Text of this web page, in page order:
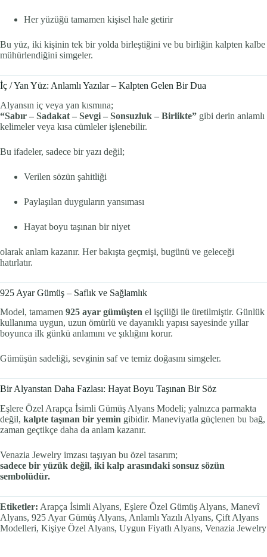
Her yüzüğü tamamen kişisel hale getirir
Bu yüz, iki kişinin tek bir yolda birleştiğini ve bu birliğin kalpten kalbe
mühürlendiğini simgeler.
İç / Yan Yüz: Anlamlı Yazılar – Kalpten Gelen Bir Dua
Alyansın iç veya yan kısmına;
“Sabır – Sadakat – Sevgi – Sonsuzluk – Birlikte” gibi derin anlamlı
kelimeler veya kısa cümleler işlenebilir.
Bu ifadeler, sadece bir yazı değil;
Verilen sözün şahitliği
Paylaşılan duyguların yansıması
Hayat boyu taşınan bir niyet
olarak anlam kazanır. Her bakışta geçmişi, bugünü ve geleceği
hatırlatır.
925 Ayar Gümüş – Saflık ve Sağlamlık
Model, tamamen 925 ayar gümüşten el işçiliği ile üretilmiştir. Günlük
kullanıma uygun, uzun ömürlü ve dayanıklı yapısı sayesinde yıllar
boyunca ilk günkü anlamını ve şıklığını korur.
Gümüşün sadeliği, sevginin saf ve temiz doğasını simgeler.
Bir Alyanstan Daha Fazlası: Hayat Boyu Taşınan Bir Söz
Eşlere Özel Arapça İsimli Gümüş Alyans Modeli; yalnızca parmakta
değil, kalpte taşınan bir yemin gibidir. Maneviyatla güçlenen bu bağ,
zaman geçtikçe daha da anlam kazanır.
Venazia Jewelry imzası taşıyan bu özel tasarım;
sadece bir yüzük değil, iki kalp arasındaki sonsuz sözün
sembolüdür.
Etiketler: Arapça İsimli Alyans, Eşlere Özel Gümüş Alyans, Manevî
Alyans, 925 Ayar Gümüş Alyans, Anlamlı Yazılı Alyans, Çift Alyans
Modelleri, Kişiye Özel Alyans, Uygun Fiyatlı Alyans, Venazia Jewelry